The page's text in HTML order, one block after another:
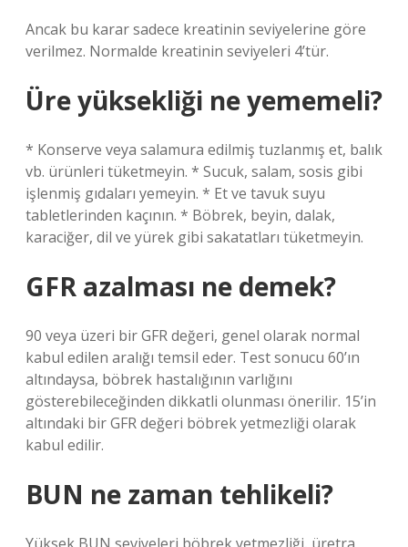
Ancak bu karar sadece kreatinin seviyelerine göre
verilmez. Normalde kreatinin seviyeleri 4’tür.
Üre yüksekliği ne yememeli?
* Konserve veya salamura edilmiş tuzlanmış et, balık
vb. ürünleri tüketmeyin. * Sucuk, salam, sosis gibi
işlenmiş gıdaları yemeyin. * Et ve tavuk suyu
tabletlerinden kaçının. * Böbrek, beyin, dalak,
karaciğer, dil ve yürek gibi sakatatları tüketmeyin.
GFR azalması ne demek?
90 veya üzeri bir GFR değeri, genel olarak normal
kabul edilen aralığı temsil eder. Test sonucu 60’ın
altındaysa, böbrek hastalığının varlığını
gösterebileceğinden dikkatli olunması önerilir. 15’in
altındaki bir GFR değeri böbrek yetmezliği olarak
kabul edilir.
BUN ne zaman tehlikeli?